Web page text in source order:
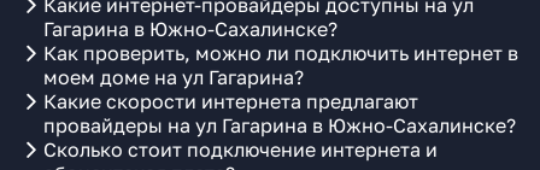
Какие интернет-провайдеры доступны на ул
Гагарина в Южно-Сахалинске?
Как проверить, можно ли подключить интернет в
моем доме на ул Гагарина?
Какие скорости интернета предлагают
провайдеры на ул Гагарина в Южно-Сахалинске?
Сколько стоит подключение интернета и